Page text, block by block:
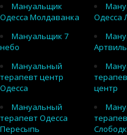
Мануальщик
Одесса Молдаванка
Одесса
Мануальщик 7
небо
Мануальный
терапевт центр
Одесса
центр
Мануальный
терапевт Одесса
Пересыпь